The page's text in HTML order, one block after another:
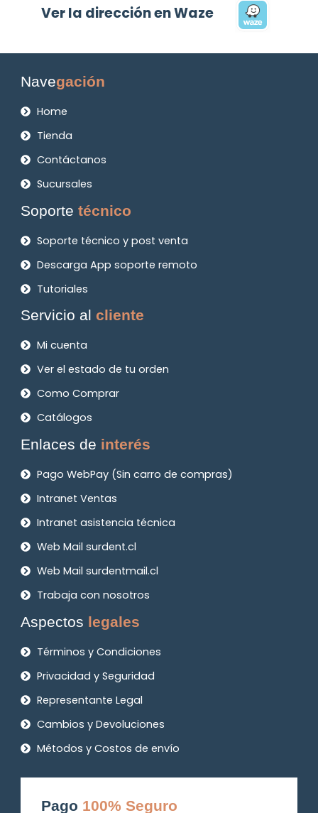
Ver la dirección en Waze
Navegación
Home
Tienda
Contáctanos
Sucursales
Soportetécnico
Soporte técnico y post venta
Descarga App soporte remoto
Tutoriales
Servicio alcliente
Mi cuenta
Ver el estado de tu orden
Como Comprar
Catálogos
Enlaces de interés
Pago WebPay (Sin carro de compras)
Intranet Ventas
Intranet asistencia técnica
Web Mail surdent.cl
Web Mail surdentmail.cl
Trabaja con nosotros
Aspectos legales
Términos y Condiciones
Privacidad y Seguridad
Representante Legal
Cambios y Devoluciones
Métodos y Costos de envío
Pago 100% Seguro